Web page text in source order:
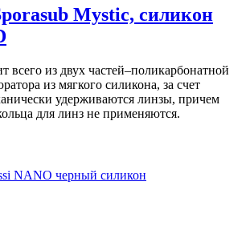
Mystic, силикон
всего из двух частей–поликарбонатной
из мягкого силикона, за счет
удерживаются линзы, причем
для линз не применяются.